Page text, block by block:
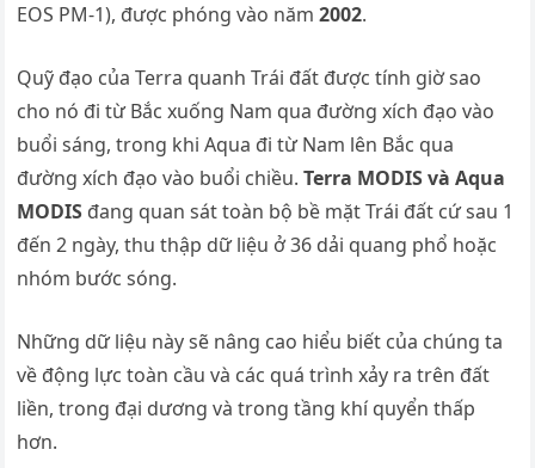
EOS PM-1), được phóng vào năm2002.
Quỹ đạo của Terra quanh Trái đất được tính giờ sao
cho nó đi từ Bắc xuống Nam qua đường xích đạo vào
buổi sáng, trong khi Aqua đi từ Nam lên Bắc qua
đường xích đạo vào buổi chiều.Terra MODIS và Aqua
MODIS đang quan sát toàn bộ bề mặt Trái đất cứ sau 1
đến 2 ngày, thu thập dữ liệu ở 36 dải quang phổ hoặc
nhóm bước sóng.
Những dữ liệu này sẽ nâng cao hiểu biết của chúng ta
về động lực toàn cầu và các quá trình xảy ra trên đất
liền, trong đại dương và trong tầng khí quyển thấp
hơn.